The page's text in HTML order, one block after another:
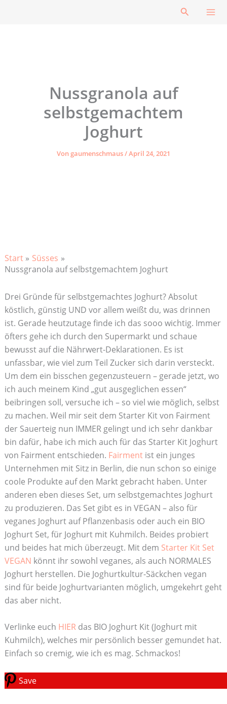
Suchen
Nussgranola auf
selbstgemachtem
Joghurt
Vongaumenschmaus/April 24, 2021
Start
Süsses
Nussgranola auf selbstgemachtem Joghurt
Drei Gründe für selbstgemachtes Joghurt? Absolut
köstlich, günstig UND vor allem weißt du, was drinnen
ist. Gerade heutzutage finde ich das sooo wichtig. Immer
öfters gehe ich durch den Supermarkt und schaue
bewusst auf die Nährwert-Deklarationen. Es ist
unfassbar, wie viel zum Teil Zucker sich darin versteckt.
Um dem ein bisschen gegenzusteuern – gerade jetzt, wo
ich auch meinem Kind „gut ausgeglichen essen“
beibringen soll, versuche ich – so viel wie möglich, selbst
zu machen. Weil mir seit dem Starter Kit von Fairment
der Sauerteig nun IMMER gelingt und ich sehr dankbar
bin dafür, habe ich mich auch für das Starter Kit Joghurt
von Fairment entschieden. Fairmentist ein junges
Unternehmen mit Sitz in Berlin, die nun schon so einige
coole Produkte auf den Markt gebracht haben. Unter
anderen eben dieses Set, um selbstgemachtes Joghurt
zu produzieren. Das Set gibt es in VEGAN – also für
veganes Joghurt auf Pflanzenbasis oder auch ein BIO
Joghurt Set, für Joghurt mit Kuhmilch. Beides probiert
und beides hat mich überzeugt. Mit dem Starter Kit Set
VEGAN könnt ihr sowohl veganes, als auch NORMALES
Joghurt herstellen. Die Joghurtkultur-Säckchen vegan
sind für beide Joghurtvarianten möglich, umgekehrt geht
das aber nicht.
Verlinke euch HIERdas BIO Joghurt Kit (Joghurt mit
Kuhmilch), welches mir persönlich besser gemundet hat.
Einfach so cremig, wie ich es mag. Schmackos!
Save